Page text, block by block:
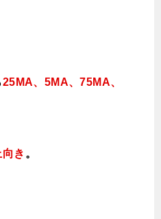
25MA、5MA、75MA、
き 。